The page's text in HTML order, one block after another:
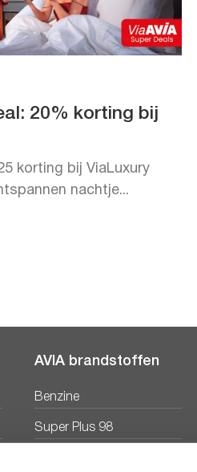
20% korting bij
korting bij ViaLuxury
nachtje...
AVIA brandstoffen
Benzine
Super Plus 98